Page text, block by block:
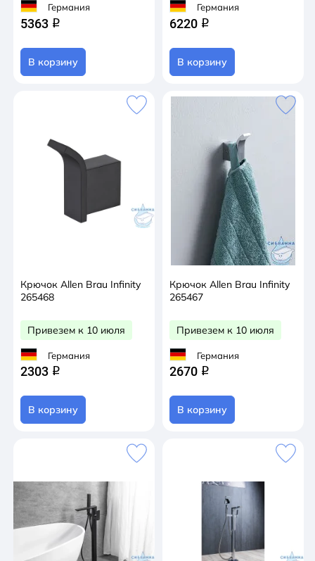
Германия
5363 q
В корзину
Германия
6220 q
В корзину
Крючок Allen Brau Infinity
265468
Привезем к 10 июля
Германия
2303 q
В корзину
Крючок Allen Brau Infinity
265467
Привезем к 10 июля
Германия
2670 q
В корзину